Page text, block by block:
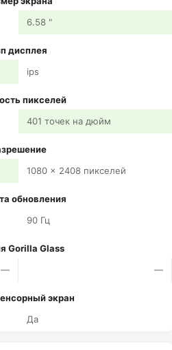
6.58 "
дисплея
ips
пикселей
401 точек на дюйм
1080 x 2408 пикселей
обновления
90 Гц
Gorilla Glass
—
—
экран
Да